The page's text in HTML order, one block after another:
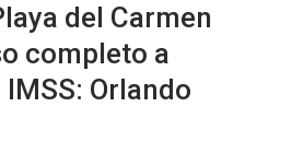
del Carmen
completo a
Orlando